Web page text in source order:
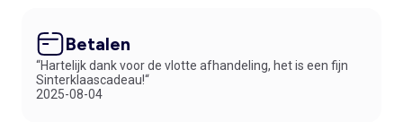
Betalen
“Hartelijk dank voor de vlotte afhandeling, het is een fijn
Sinterklaascadeau!“
2025-08-04